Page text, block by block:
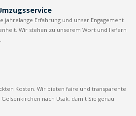
jahrelange Erfahrung und unser Engagement
Wir stehen zu unserem Wort und liefern
Kosten. Wir bieten faire und transparente
nach Usak, damit Sie genau